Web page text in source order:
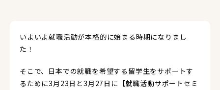
いよいよ就職活動が本格的に始まる時期になりまし
た！
そこで、日本での就職を希望する留学生をサポートす
るために3月23日と3月27日に【就職活動サポートセミ